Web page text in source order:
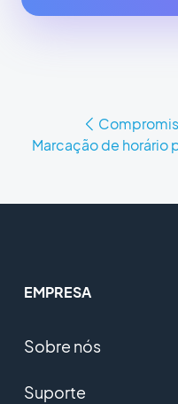
Marcação de horário
EMPRESA
Sobre nós
Suporte